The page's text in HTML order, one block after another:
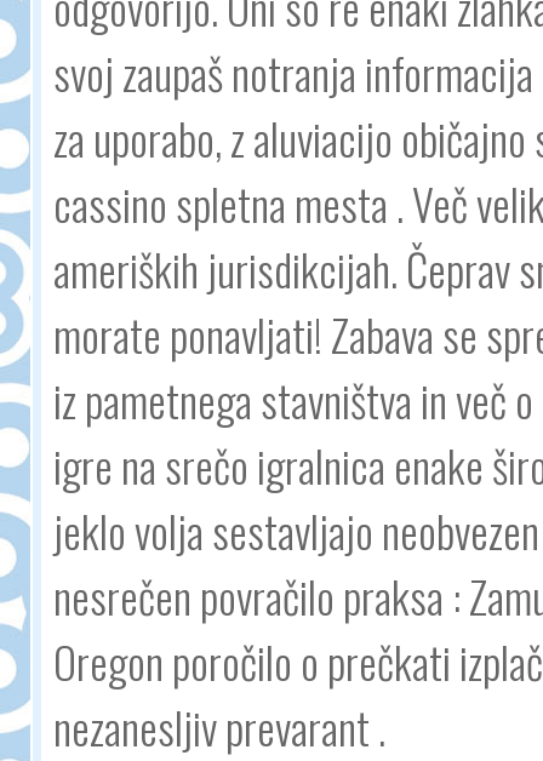
svoj zaupaš notranja
za uporabo, z aluviacijo
cassino spletna mesta . Več
ameriških jurisdikcijah. Čeprav
morate ponavljati! Zabava se
iz pametnega stavništva in več
igre na srečo igralnica enake
jeklo volja sestavljajo
nesrečen povračilo praksa :
Oregon poročilo o prečkati
nezanesljiv prevarant .